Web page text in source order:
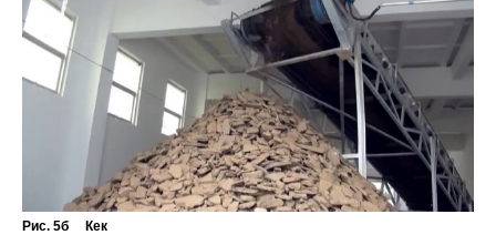
Рис. 5б Кек